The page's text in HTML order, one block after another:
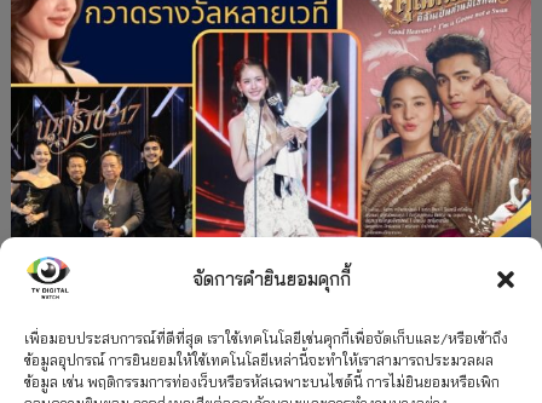
จัดการคำยินยอมคุกกี้
เพื่อมอบประสบการณ์ที่ดีที่สุด เราใช้เทคโนโลยีเช่นคุกกี้เพื่อจัดเก็บและ/หรือเข้าถึง
ข้อมูลอุปกรณ์ การยินยอมให้ใช้เทคโนโลยีเหล่านี้จะทำให้เราสามารถประมวลผล
ข้อมูล เช่น พฤติกรรมการท่องเว็บหรือรหัสเฉพาะบนไซต์นี้ การไม่ยินยอมหรือเพิก
”คุณพี่เจ้าขาดิฉันเป็นห่านมิใช่หงส์” กวาดรางวัล
เพียบ จาก 8 เวที